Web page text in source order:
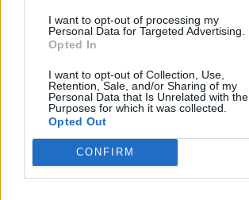
I want to opt-out of processing my
Personal Data for Targeted Advertising.
Opted In
I want to opt-out of Collection, Use,
Retention, Sale, and/or Sharing of my
Personal Data that Is Unrelated with the
Purposes for which it was collected.
Opted Out
CONFIRM